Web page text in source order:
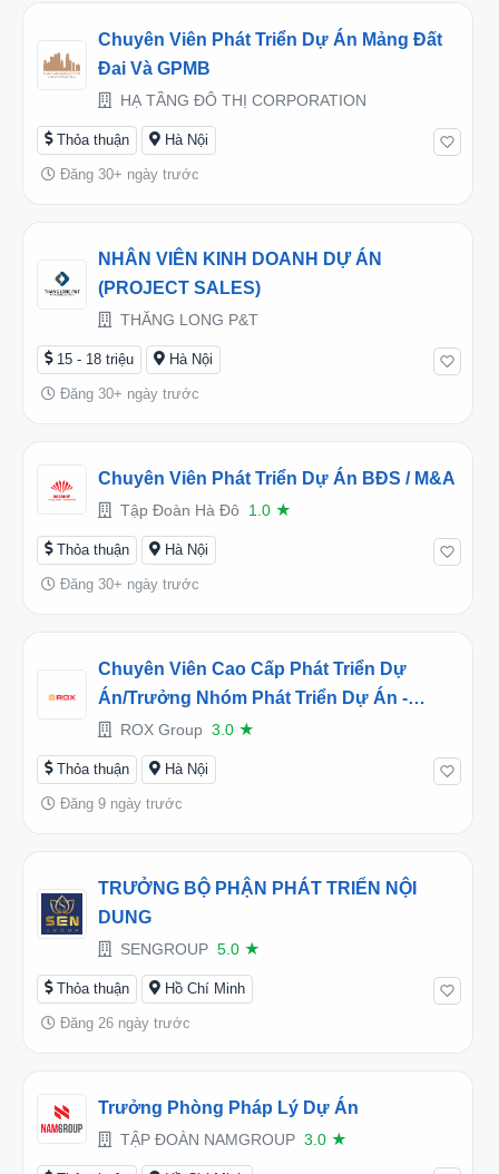
Chuyên Viên Phát Triển Dự Án Mảng Đất
Đai Và GPMB
HẠ TẦNG ĐÔ THỊ CORPORATION
Thỏa thuận Hà Nội
Đăng 30+ ngày trước
NHÂN VIÊN KINH DOANH DỰ ÁN
(PROJECT SALES)
THĂNG LONG P&T
15 - 18 triệu Hà Nội
Đăng 30+ ngày trước
Chuyên Viên Phát Triển Dự Án BĐS / M&A
Tập Đoàn Hà Đô 1.0 ★
Thỏa thuận Hà Nội
Đăng 30+ ngày trước
Chuyên Viên Cao Cấp Phát Triển Dự
Án/Trưởng Nhóm Phát Triển Dự Án -
Living - 1U021
ROX Group 3.0 ★
Thỏa thuận Hà Nội
Đăng 9 ngày trước
TRƯỞNG BỘ PHẬN PHÁT TRIỂN NỘI
DUNG
SENGROUP 5.0 ★
Thỏa thuận Hồ Chí Minh
Đăng 26 ngày trước
Trưởng Phòng Pháp Lý Dự Án
TẬP ĐOÀN NAMGROUP 3.0 ★